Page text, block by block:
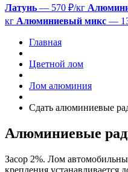
Латунь — 570 ₽/кг
кг Алюминиевый микс —
Главная
Цветной лом
Лом алюминия
Сдать алюминиевые
Алюминиевые
Засор 2%. Лом
крепления устанавливается